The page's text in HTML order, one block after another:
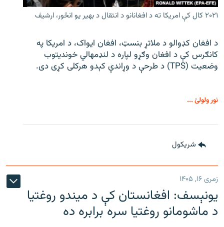
۲۰۲۱ کال کې امریکا ته د افغانانو د انتقال د بهیر یو انځور، ارشیف
د افغان کډوالو د ملاتړ بنسټ، افغان ایواک، د امریکا په
کانګرس کې د افغان وګړو لپاره د لنډمهالي خوندیتوب
وضعیت (TPS) د طرحې د وړاندې کېدو هرکلی کړی دی.
نور ولولئ ...
شريکول
زمری ۱۶, ۱۴۰۵
یونېسف: افغانستان کې د میندو روغتیا
د ماشومانو روغتیا سره برابره ده